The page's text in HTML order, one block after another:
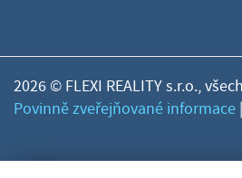
2026 © FLEXI REALITY s.r.o.,
Povinně zveřejňované informace |